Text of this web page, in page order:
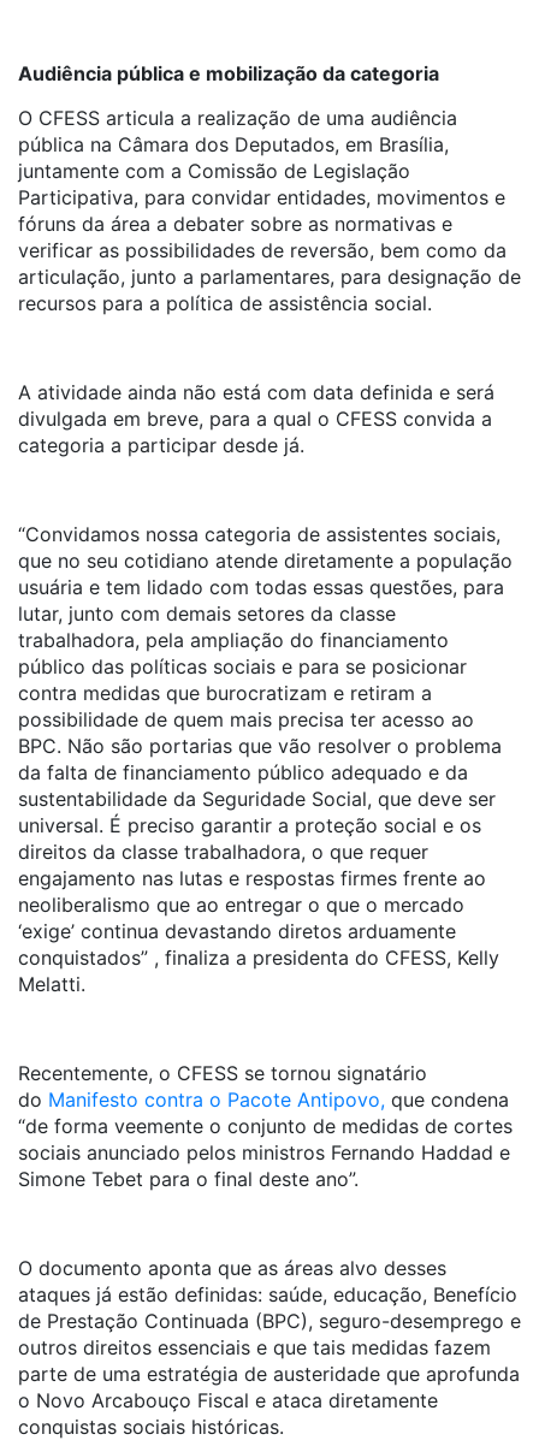
Audiência pública e mobilização da categoria
O CFESS articula a realização de uma audiência
pública na Câmara dos Deputados, em Brasília,
juntamente com a Comissão de Legislação
Participativa, para convidar entidades, movimentos e
fóruns da área a debater sobre as normativas e
verificar as possibilidades de reversão, bem como da
articulação, junto a parlamentares, para designação de
recursos para a política de assistência social.
A atividade ainda não está com data definida e será
divulgada em breve, para a qual o CFESS convida a
categoria a participar desde já.
“Convidamos nossa categoria de assistentes sociais,
que no seu cotidiano atende diretamente a população
usuária e tem lidado com todas essas questões, para
lutar, junto com demais setores da classe
trabalhadora, pela ampliação do financiamento
público das políticas sociais e para se posicionar
contra medidas que burocratizam e retiram a
possibilidade de quem mais precisa ter acesso ao
BPC. Não são portarias que vão resolver o problema
da falta de financiamento público adequado e da
sustentabilidade da Seguridade Social, que deve ser
universal. É preciso garantir a proteção social e os
direitos da classe trabalhadora, o que requer
engajamento nas lutas e respostas firmes frente ao
neoliberalismo que ao entregar o que o mercado
‘exige’ continua devastando diretos arduamente
conquistados” , finaliza a presidenta do CFESS, Kelly
Melatti.
Recentemente, o CFESS se tornou signatário
do Manifesto contra o Pacote Antipovo, que condena
“de forma veemente o conjunto de medidas de cortes
sociais anunciado pelos ministros Fernando Haddad e
Simone Tebet para o final deste ano”.
O documento aponta que as áreas alvo desses
ataques já estão definidas: saúde, educação, Benefício
de Prestação Continuada (BPC), seguro-desemprego e
outros direitos essenciais e que tais medidas fazem
parte de uma estratégia de austeridade que aprofunda
o Novo Arcabouço Fiscal e ataca diretamente
conquistas sociais históricas.